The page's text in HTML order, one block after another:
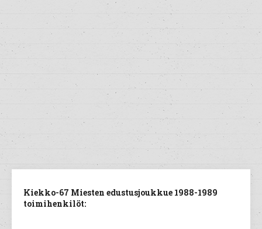
Kiekko-67 Miesten edustusjoukkue 1988-1989
toimihenkilöt: